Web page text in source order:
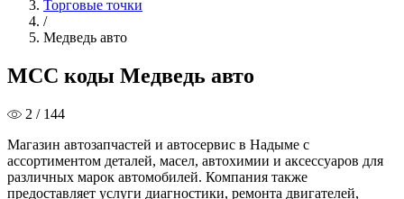
Торговые точки
/
Медведь авто
MCC коды Медведь авто
2 / 144
Магазин автозапчастей и автосервис в Надыме с
ассортиментом деталей, масел, автохимии и аксессуаров для
различных марок автомобилей. Компания также
предоставляет услуги диагностики, ремонта двигателей,